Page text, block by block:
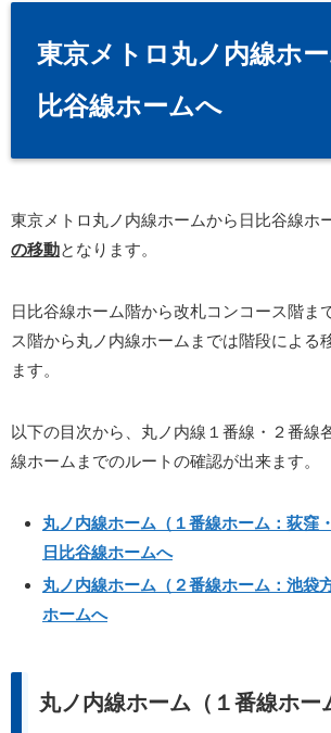
東京メトロ丸ノ内線ホ
比谷線ホームへ
東京メトロ丸ノ内線ホームから日比谷線ホ
の移動となります。
日比谷線ホーム階から改札コンコース階ま
ス階から丸ノ内線ホームまでは階段による
ます。
以下の目次から、丸ノ内線１番線・２番線
線ホームまでのルートの確認が出来ます。
丸ノ内線ホーム（１番線ホーム：荻窪
日比谷線ホームへ
丸ノ内線ホーム（２番線ホーム：池袋
ホームへ
丸ノ内線ホーム（１番線ホー